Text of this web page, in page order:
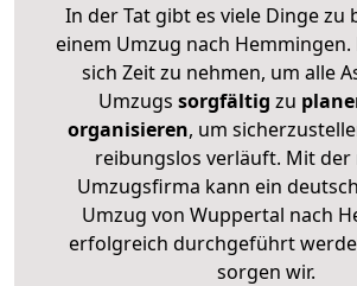
In der Tat gibt es viele Dinge zu
einem Umzug nach Hemmingen.
sich Zeit zu nehmen, um alle
Umzugs sorgfältig zu
organisieren, um
reibungslos verläuft. Mit
Umzugsfirma kann ein
Umzug von Wuppertal nach
erfolgreich durchgeführt
sorgen wir.